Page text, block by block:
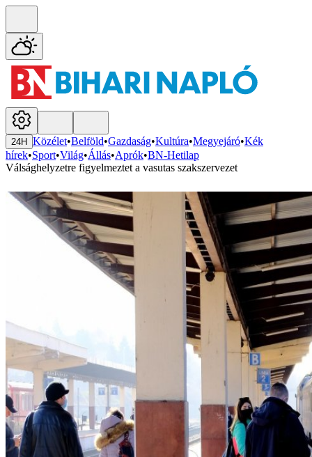
24H Közélet•Belföld•Gazdaság•Kultúra•Megyejáró•Kék
hírek•Sport•Világ•Állás•Aprók•BN-Hetilap
Válsághelyzetre figyelmeztet a vasutas szakszervezet